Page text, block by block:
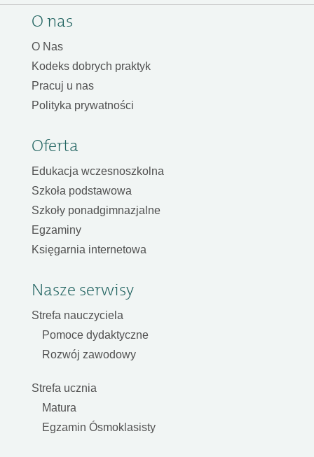
O nas
O Nas
Kodeks dobrych praktyk
Pracuj u nas
Polityka prywatności
Oferta
Edukacja wczesnoszkolna
Szkoła podstawowa
Szkoły ponadgimnazjalne
Egzaminy
Księgarnia internetowa
Nasze serwisy
Strefa nauczyciela
Pomoce dydaktyczne
Rozwój zawodowy
Strefa ucznia
Matura
Egzamin Ósmoklasisty